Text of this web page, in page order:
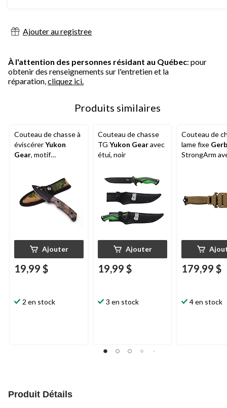
Ajouter au registree
À l'attention des personnes résidant au Québec: pour
obtenir des renseignements sur l'entretien et la
réparation,cliquez ici.
Produits similaires
Couteau de chasse à
éviscérerYukon
Gear, motif
Ajouter
19,99 $
2 en stock
Couteau de chasse
TG Yukon Gearavec
étui, noir
Ajouter
19,99 $
3 en stock
Couteau de
lame fixe
StrongArm
179,99 $
4 en stock
Produit Détails